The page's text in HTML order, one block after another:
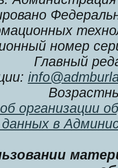
номер
Главный
организации
в